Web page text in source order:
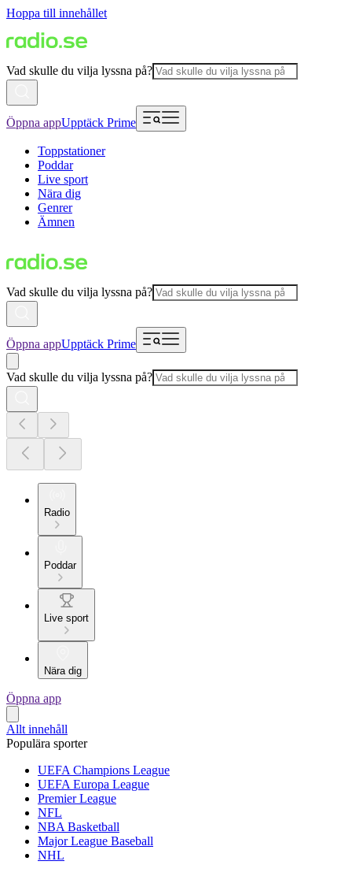
Hoppa till innehållet
Vad skulle du vilja lyssna på?
Öppna appUpptäck Prime
Toppstationer
Poddar
Live sport
Nära dig
Genrer
Ämnen
Vad skulle du vilja lyssna på?
Öppna appUpptäck Prime
Vad skulle du vilja lyssna på?
Radio
Poddar
Live sport
Nära dig
Öppna app
Allt innehåll
Populära sporter
UEFA Champions League
UEFA Europa League
Premier League
NFL
NBA Basketball
Major League Baseball
NHL